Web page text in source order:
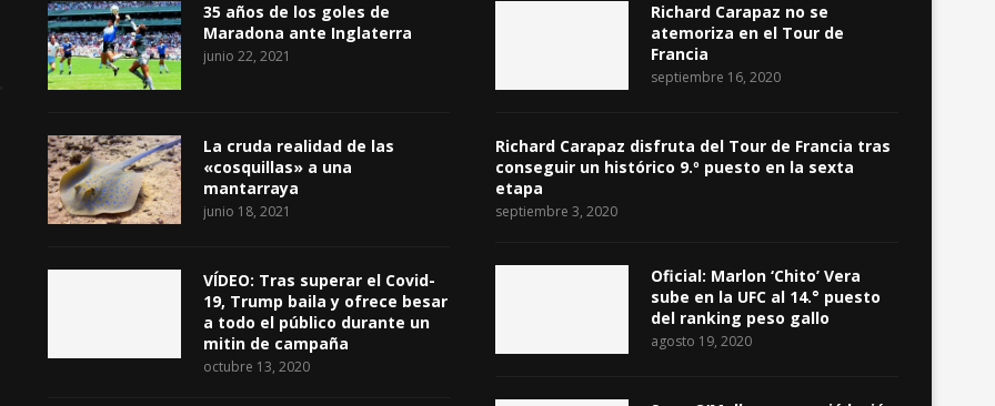
35 años de los goles de
Maradona ante Inglaterra
junio 22, 2021
La cruda realidad de las
«cosquillas» a una
mantarraya
junio 18, 2021
VÍDEO: Tras superar el Covid-
19, Trump baila y ofrece besar
a todo el público durante un
mitin de campaña
octubre 13, 2020
Richard Carapaz no se
atemoriza en el Tour de
Francia
septiembre 16, 2020
Richard Carapaz disfruta del Tour de Francia tras
conseguir un histórico 9.º puesto en la sexta
etapa
septiembre 3, 2020
Oficial: Marlon ‘Chito’ Vera
sube en la UFC al 14.° puesto
del ranking peso gallo
agosto 19, 2020